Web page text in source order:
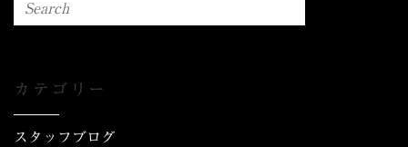
カテゴリー
スタッフブログ